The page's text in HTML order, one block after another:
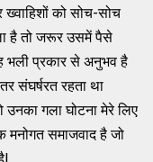
को सोच-सोच
है तो जरूर उसमें पैसे
भली प्रकार से अनुभव है
संघर्षरत रहता था
उनका गला घोटना मेरे लिए
मनोगत समाजवाद है जो